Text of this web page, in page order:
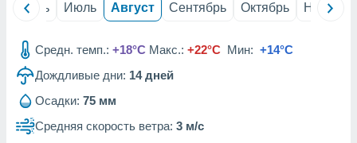
рекламы
сведения
Июнь Июль Август Сентябрь Октябрь Ноябрь
Средн. темп.: +18°C Макс.: +22°C Мин: +14°C
Дождливые дни: 14дней
Осадки: 75 мм
Средняя скорость ветра: 3 м/с